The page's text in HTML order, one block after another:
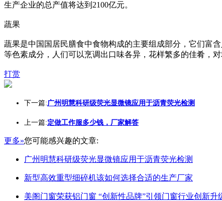
生产企业的总产值将达到2100亿元。
蔬果
蔬果是中国国居民膳食中食物构成的主要组成部分，它们富
等色素成分，人们可以烹调出口味各异，花样繁多的佳肴，
打赏
下一篇:广州明慧科研级荧光显微镜应用于沥青荧光检测
上一篇:定做工作服多少钱，厂家解答
更多»您可能感兴趣的文章:
广州明慧科研级荧光显微镜应用于沥青荧光检测
新型高效重型细碎机该如何选择合适的生产厂家
美阁门窗荣获铝门窗 “创新性品牌”引领门窗行业创新升